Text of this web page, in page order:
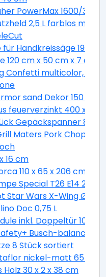
PowerMax 1600/37
2,5 L farblos matt
Handkreissäge 190 x
120 cm x 50 cm x 7 cm,
Confetti multicolor, 180
sand Dekor 150 x
feuerverzinkt 400 x 160
Gepäckspanner 8
Maters Pork Chop 3
16 cm
110 x 65 x 206 cm
Special T26 E14
Star Wars X-Wing Ø
Doc 0,75 L
inkl. Doppeltür 10,5
Busch-balance® SI,
8 Stück sortiert
nickel-matt 65 x
30 x 2 x 38 cm